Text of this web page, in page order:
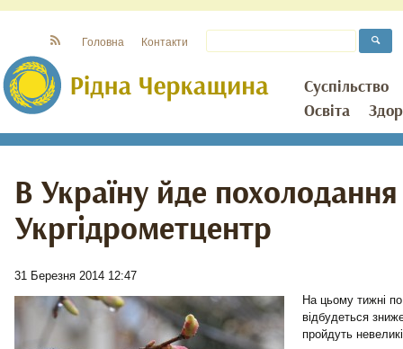
Суспільство
Освіта
Головна Контакти
В Україну йде
Укргідрометцентр
31 Березня 2014 12:47
На цьому тижні по
відбудеться
пройдуть